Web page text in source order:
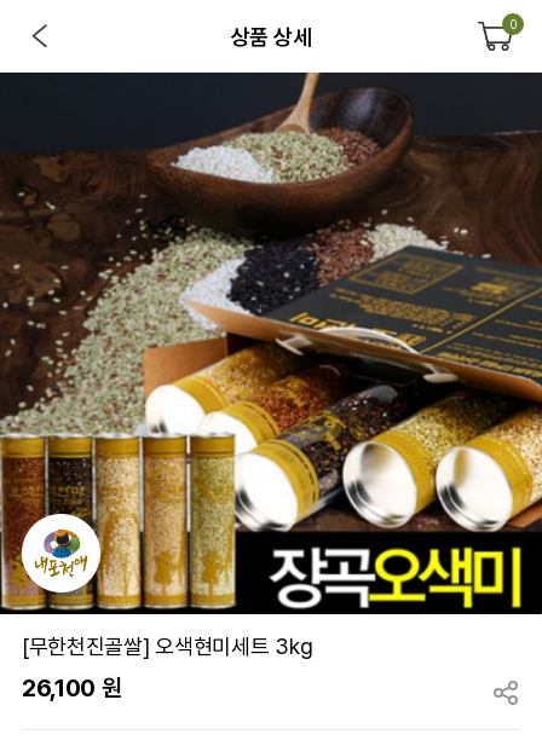
상품 상세 0
[무한천진골쌀] 오색현미세트 3kg
26,100 원